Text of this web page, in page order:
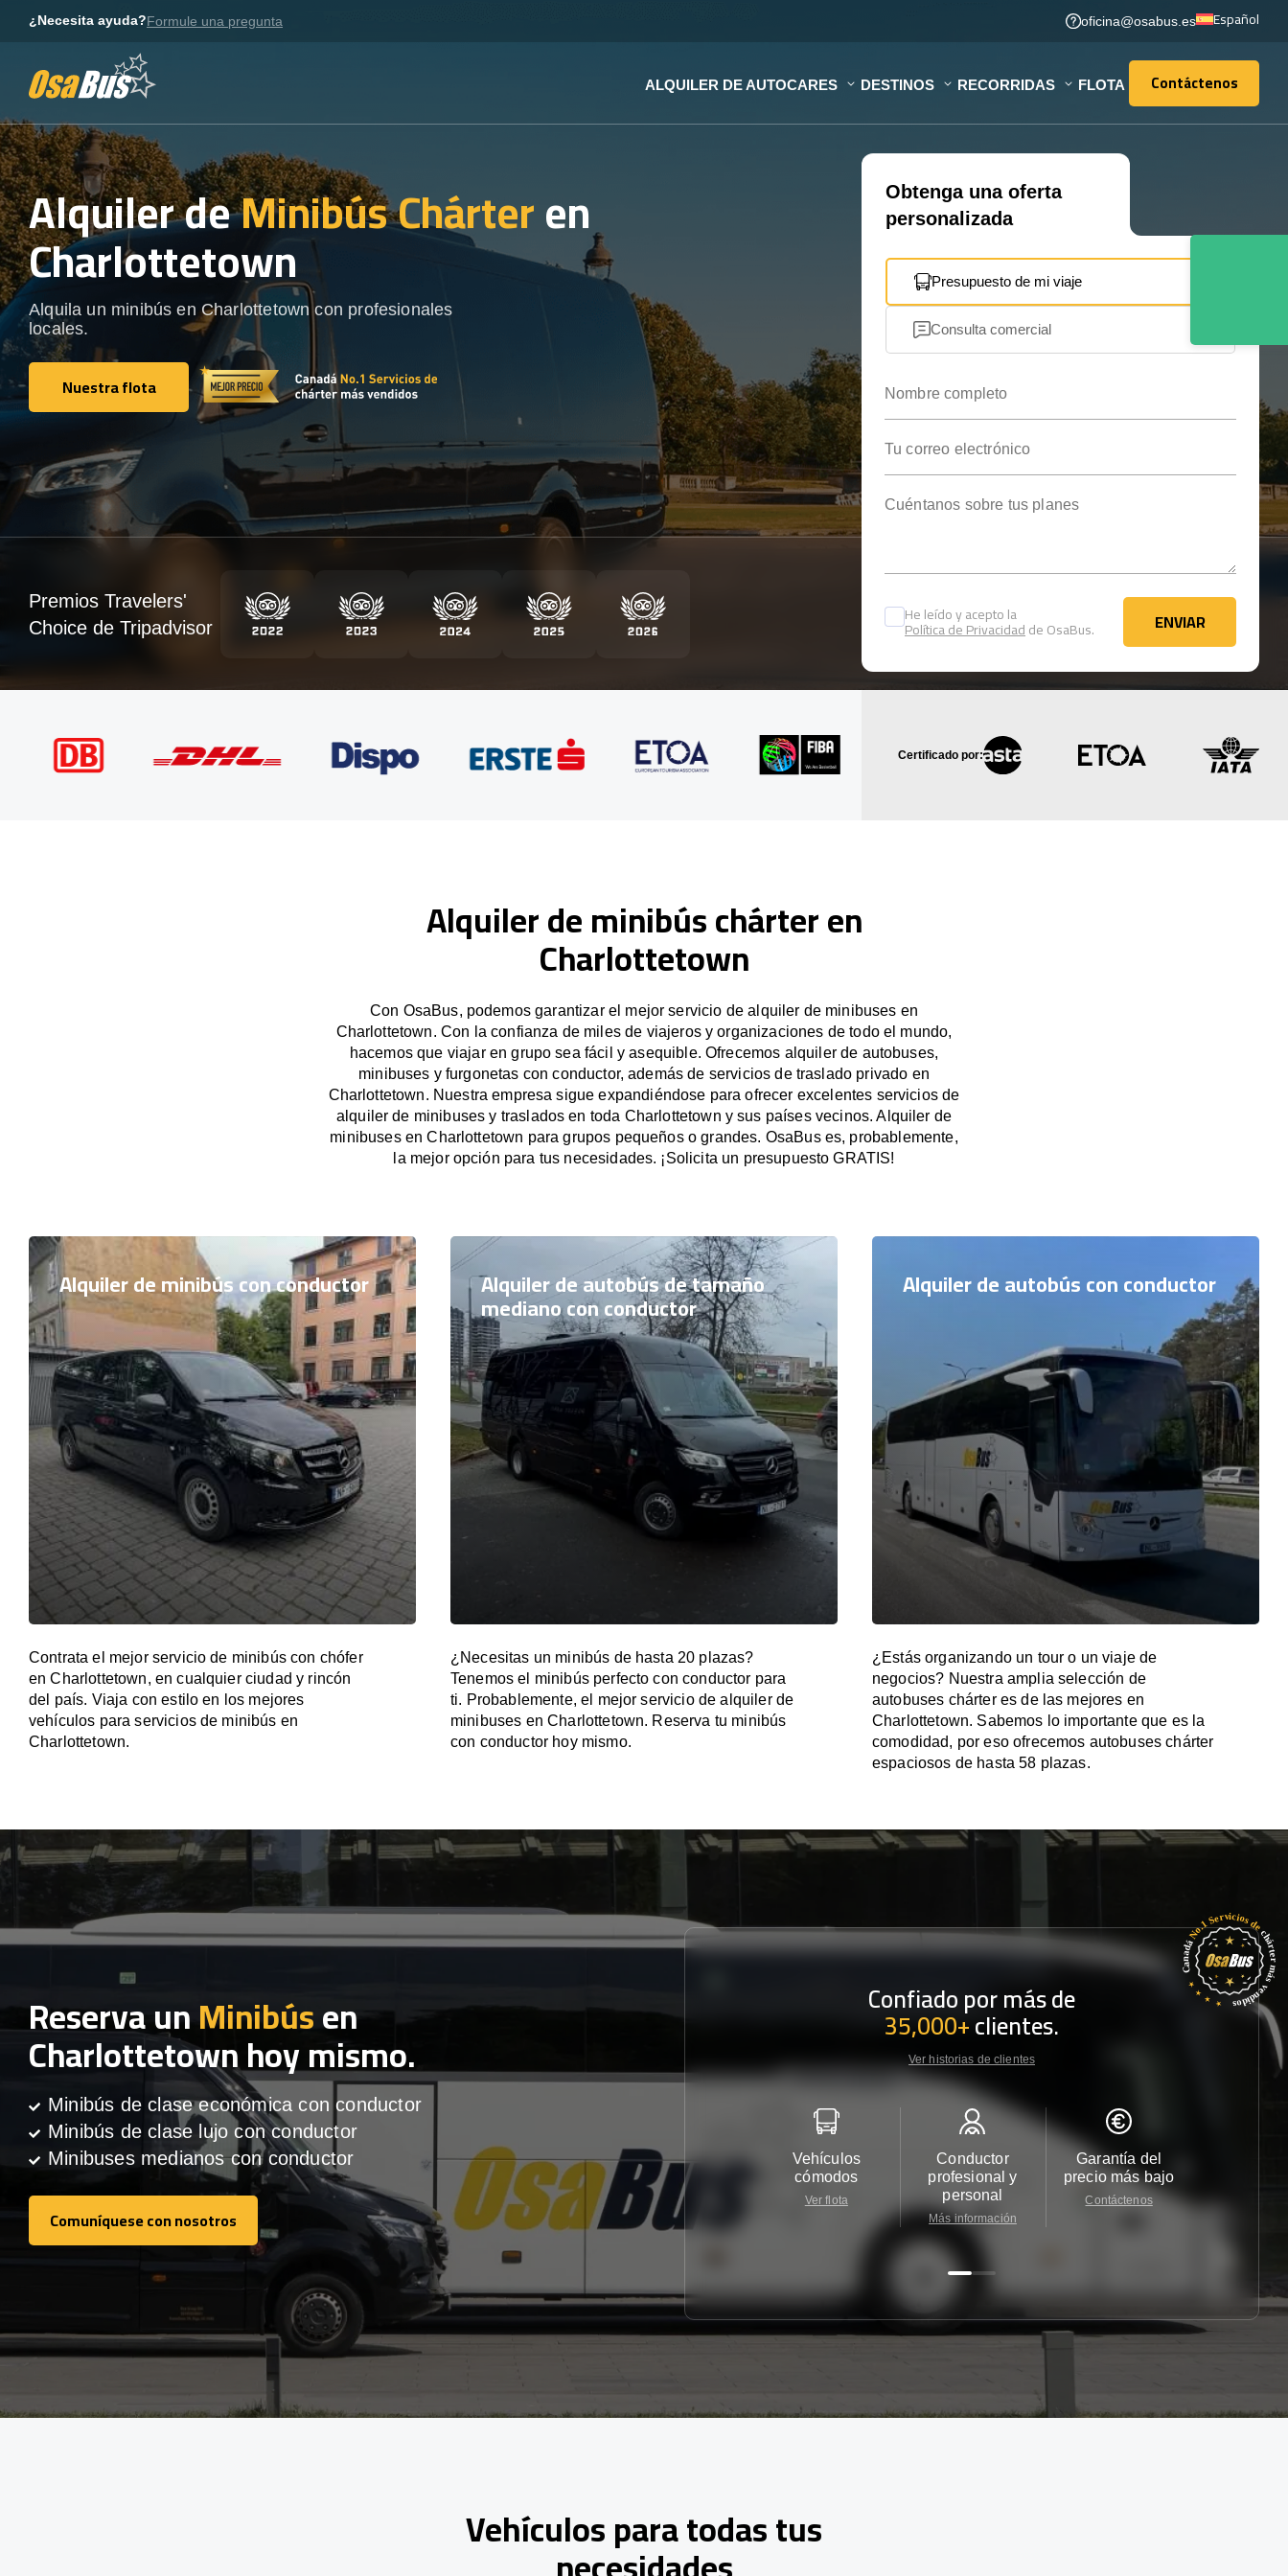
¿Necesita ayuda?Formule una pregunta oficina@osabus.es Español
ALQUILER DE AUTOCARES DESTINOS RECORRIDAS FLOTA Contáctenos
Contáctenos
Alquiler deMinibús Chárteren
Charlottetown
Alquila un minibús en Charlottetown con profesionales
locales.
Nuestra flota
Nuestra flota
Obtenga una oferta
personalizada
Presupuesto de mi viaje
Consulta comercial
He leído y acepto la
Política de Privacidadde OsaBus. ENVIAR
ENVIAR
Premios Travelers'
Choice de Tripadvisor
Certificado por:
Alquiler de minibús chárter en
Charlottetown
Con OsaBus, podemos garantizar el mejor servicio de alquiler de minibuses en
Charlottetown. Con la confianza de miles de viajeros y organizaciones de todo el mundo,
hacemos que viajar en grupo sea fácil y asequible. Ofrecemos alquiler de autobuses,
minibuses y furgonetas con conductor, además de servicios de traslado privado en
Charlottetown. Nuestra empresa sigue expandiéndose para ofrecer excelentes servicios de
alquiler de minibuses y traslados en toda Charlottetown y sus países vecinos. Alquiler de
minibuses en Charlottetown para grupos pequeños o grandes. OsaBus es, probablemente,
la mejor opción para tus necesidades. ¡Solicita un presupuesto GRATIS!
Alquiler de minibús con conductor
Contrata el mejor servicio de minibús con chófer
en Charlottetown, en cualquier ciudad y rincón
del país. Viaja con estilo en los mejores
vehículos para servicios de minibús en
Charlottetown.
Alquiler de autobús de tamaño
mediano con conductor
¿Necesitas un minibús de hasta 20 plazas?
Tenemos el minibús perfecto con conductor para
ti. Probablemente, el mejor servicio de alquiler de
minibuses en Charlottetown. Reserva tu minibús
con conductor hoy mismo.
Alquiler de autobús con conductor
¿Estás organizando un tour o un viaje de
negocios? Nuestra amplia selección de
autobuses chárter es de las mejores en
Charlottetown. Sabemos lo importante que es la
comodidad, por eso ofrecemos autobuses chárter
espaciosos de hasta 58 plazas.
Reserva unMinibúsen
Charlottetown hoy mismo.
Minibús de clase económica con conductor
Minibús de clase lujo con conductor
Minibuses medianos con conductor
Comuníquese con nosotros
Comuníquese con nosotros
Confiado por más de
35,000+clientes.
Ver historias de clientes
Vehículos
cómodos
Ver flota
Conductor
profesional y
personal
Más información
Garantía del
precio más bajo
Contáctenos
Vehículos para todas tus